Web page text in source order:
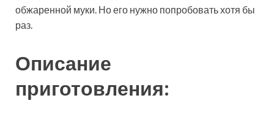
обжаренной муки. Но его нужно попробовать хотя бы
раз.
Описание
приготовления: